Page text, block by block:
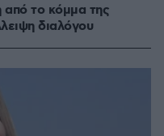
το κόμμα της
διαλόγου